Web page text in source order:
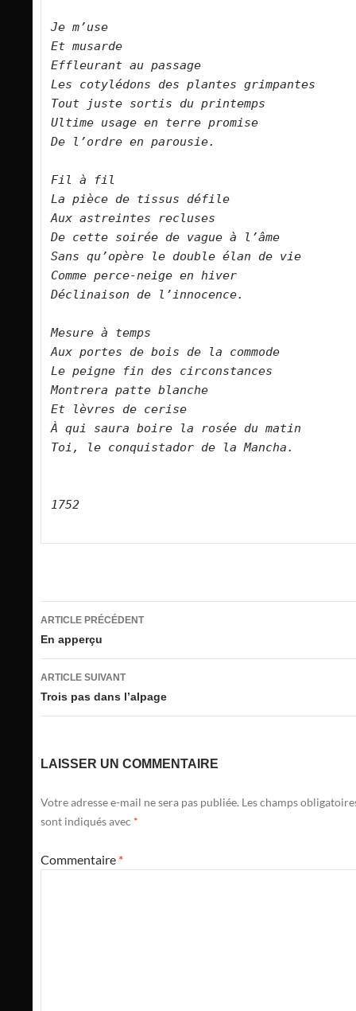
Je m’use
Et musarde
Effleurant au passage
Les cotylédons des plantes grimpantes
Tout juste sortis du printemps
Ultime usage en terre promise
De l’ordre en parousie.
Fil à fil
La pièce de tissus défile
Aux astreintes recluses
De cette soirée de vague à l’âme
Sans qu’opère le double élan de vie
Comme perce-neige en hiver
Déclinaison de l’innocence.
Mesure à temps
Aux portes de bois de la commode
Le peigne fin des circonstances
Montrera patte blanche
Et lèvres de cerise
À qui saura boire la rosée du matin
Toi, le conquistador de la Mancha.
1752
Navigation
des
articles
ARTICLE PRÉCÉDENT
En apperçu
ARTICLE SUIVANT
Trois pas dans l’alpage
LAISSER UN COMMENTAIRE
Votre adresse e-mail ne sera pas publiée. Les champs
sont indiqués avec *
Commentaire *